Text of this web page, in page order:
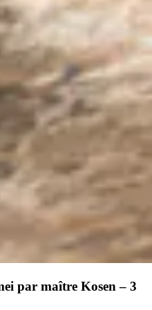
par maître Kosen – 3